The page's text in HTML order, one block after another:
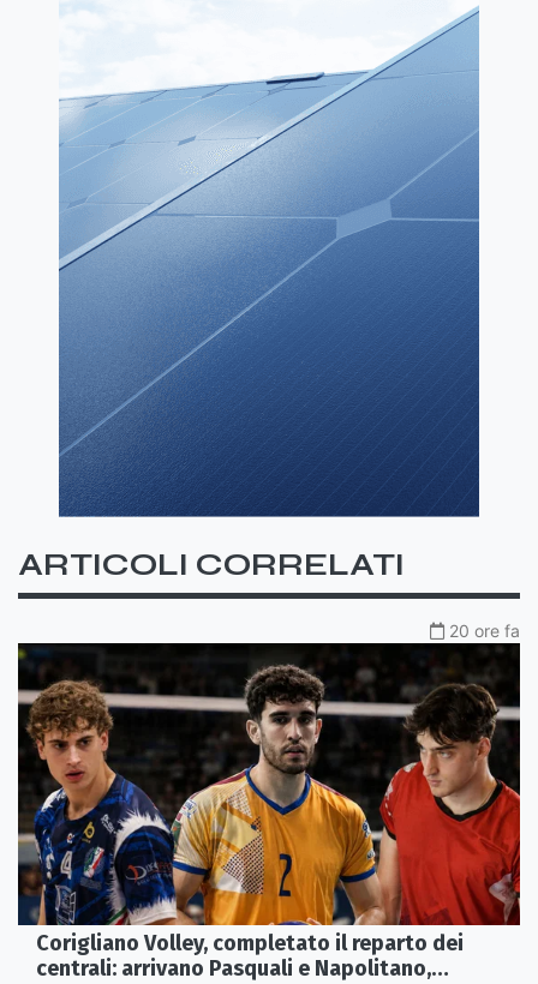
ARTICOLI CORRELATI
20 ore fa
Corigliano Volley, completato il reparto dei
centrali: arrivano Pasquali e Napolitano,